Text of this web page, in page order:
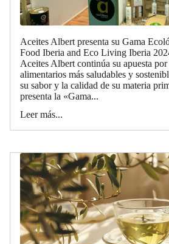
Aceites Albert presenta su Gama
Food Iberia and Eco Living Iberia
Aceites Albert continúa su apuesta
alimentarios más saludables y
su sabor y la calidad de su materia
presenta la «Gama...
Leer más...